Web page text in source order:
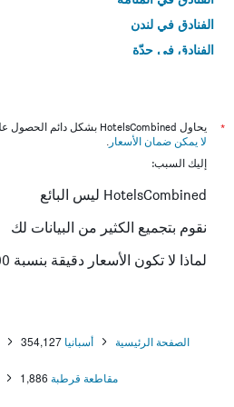
الفنادق في لندن
الفنادق في جدّة
*
يحاول HotelsCombined بشكل دائم الحصول على الأسعار الدقيقة، ولكن
لا يمكن ضمان الأسعار .
إليك السبب:
HotelsCombined ليس البائع
نقوم بتجميع الكثير من البيانات لك
لماذا لا تكون الأسعار دقيقة بنسبة 100٪؟
الصفحة الرئيسية أسبانيا 354,127
مقاطعة قرطبة 1,886